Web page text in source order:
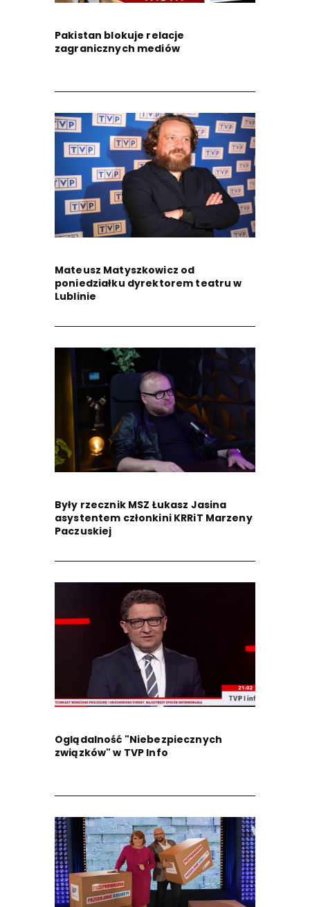
Pakistan blokuje relacje
zagranicznych mediów
Mateusz Matyszkowicz od
poniedziałku dyrektorem teatru w
Lublinie
Były rzecznik MSZ Łukasz Jasina
asystentem członkini KRRiT Marzeny
Paczuskiej
Oglądalność "Niebezpiecznych
związków" w TVP Info